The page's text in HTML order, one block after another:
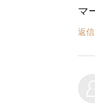
マ
返信